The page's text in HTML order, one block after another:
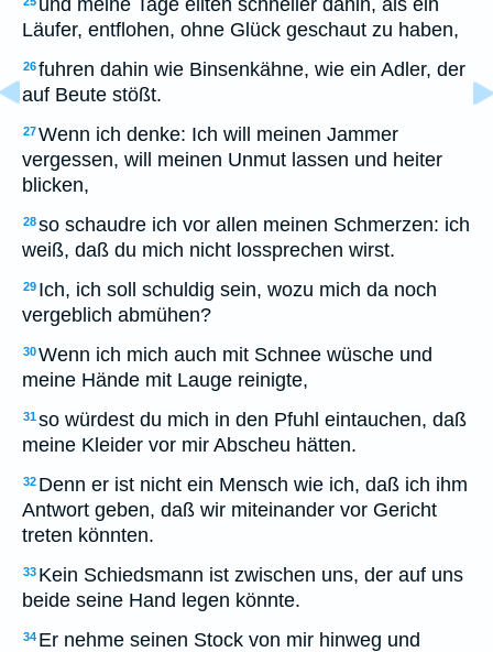
und meine Tage eilten schneller dahin, als ein
Läufer, entflohen, ohne Glück geschaut zu haben,
26fuhren dahin wie Binsenkähne, wie ein Adler, der
auf Beute stößt.
27Wenn ich denke: Ich will meinen Jammer
vergessen, will meinen Unmut lassen und heiter
blicken,
28so schaudre ich vor allen meinen Schmerzen: ich
weiß, daß du mich nicht lossprechen wirst.
29 Ich, ich soll schuldig sein, wozu mich da noch
vergeblich abmühen?
30Wenn ich mich auch mit Schnee wüsche und
meine Hände mit Lauge reinigte,
31so würdest du mich in den Pfuhl eintauchen, daß
meine Kleider vor mir Abscheu hätten.
32 Denn er ist nicht ein Mensch wie ich, daß ich ihm
Antwort geben, daß wir miteinander vor Gericht
treten könnten.
33 Kein Schiedsmann ist zwischen uns, der auf uns
beide seine Hand legen könnte.
34 Er nehme seinen Stock von mir hinweg und